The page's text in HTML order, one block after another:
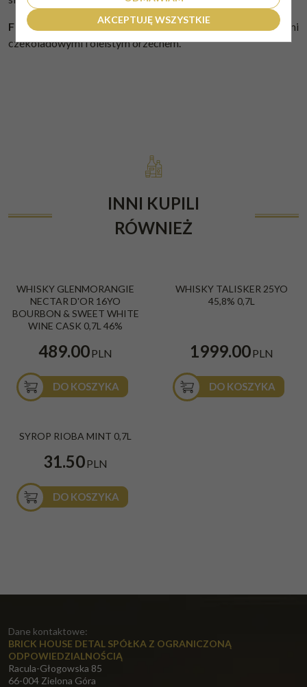
Finisz:
Ciepły i słodki, ze skórkami wosku, goździkami, lodami
czekoladowymi i oleistym orzechem.
INNI KUPILI
RÓWNIEŻ
WHISKY GLENMORANGIE
NECTAR D'OR 16YO
BOURBON & SWEET WHITE
WINE CASK 0,7L 46%
489.00PLN
DO KOSZYKA
WHISKY TALISKER 25YO
45,8% 0,7L
1999.00PLN
DO KOSZYKA
SYROP RIOBA MINT 0,7L
31.50PLN
DO KOSZYKA
Dane kontaktowe:
BRICK HOUSE DETAL SPÓŁKA Z OGRANICZONĄ
ODPOWIEDZIALNOŚCIĄ
Racula-Głogowska 85
66-004 Zielona Góra
AKCEPTUJĘ WSZYSTKIE